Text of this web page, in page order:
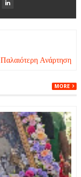
Παλαιότερη Ανάρτηση
MORE